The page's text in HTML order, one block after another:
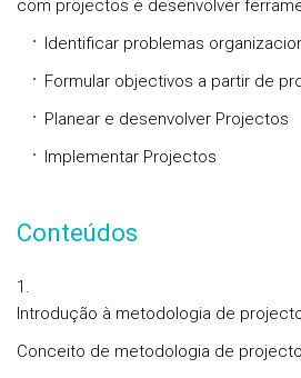
com projectos e desenvolver
Identificar problemas
Formular objectivos a partir de
Planear e desenvolver Projectos
Implementar Projectos
Conteúdos
Introdução à metodologia de
Conceito de metodologia de projecto